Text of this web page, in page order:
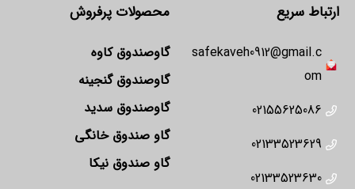
ارتباط سریع
safekaveh0912@gmail.c
om
02155625086
02133523629
02133523630
محصولات پرفروش
گاوصندوق کاوه
گاوصندوق گنجینه
گاوصندوق سدید
گاو صندوق خانگی
گاو صندوق نیکا